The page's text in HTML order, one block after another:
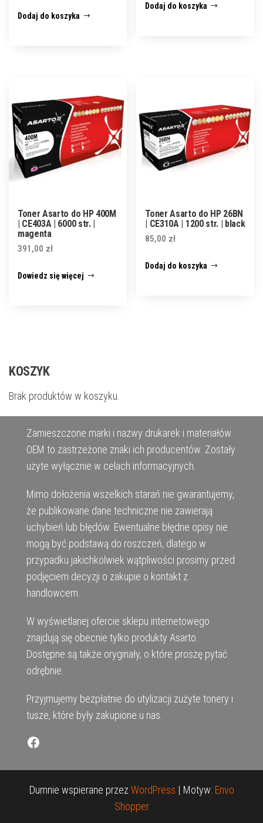
Dodaj do koszyka
Dodaj do koszyka
Toner Asarto do HP 400M
| CE403A | 6000 str. |
magenta
391,00 zł
Dowiedz się więcej
Toner Asarto do HP 26BN
| CE310A | 1200 str. | black
85,00 zł
Dodaj do koszyka
KOSZYK
Brak produktów w koszyku.
Zamieszczone marki i nazwy drukarek i materiałów
OEM to zastrzeżone znaki ich producentów. Zostały
użyte wyłącznie w celach informacyjnych.
Mimo dołożenia wszelkich starań nie gwarantujemy,
że publikowane dane techniczne nie zawierają
uchybień lub błędów. Ewentualne błędne opisy nie
mogą być podstawą do roszczeń, dlatego w
przypadku jakichkolwiek wątpliwości prosimy przed
podjęciem decyzji o zakupie o kontakt z
handlowcem.
W wyświetlanej ofercie sklepu internetowego
znajdują się obecnie tylko produkty Asarto.
Dostępne są także oryginały, o które proszę pytać
odrębnie.
Przyjmujemy bezpłatnie do utylizacji zużyte tonery i
tusze, które były zakupione u nas.
Facebook
Dumnie wspierane przez WordPress | Motyw: Envo
Shopper